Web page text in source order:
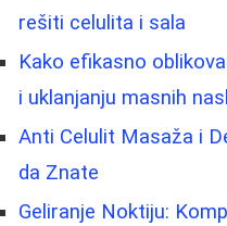
rešiti celulita i sala
Kako efikasno
i uklanjanju masnih
Anti Celulit Masaža i
da Znate
Geliranje Noktiju: